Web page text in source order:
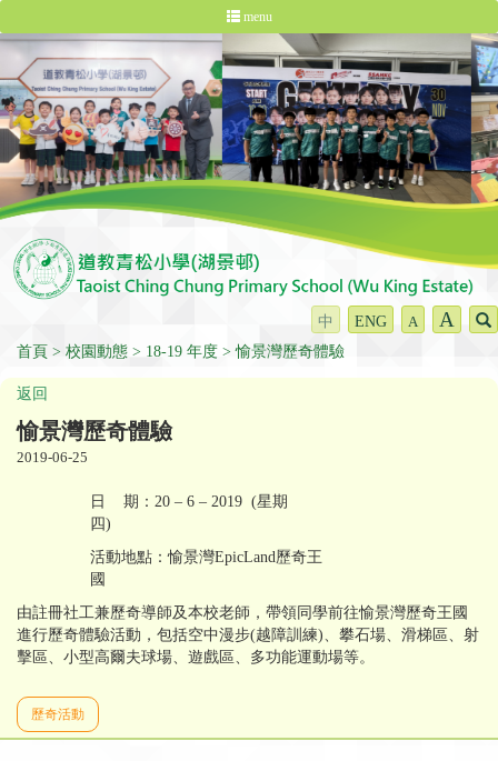
menu
中 ENG A A
首頁 校園動態 18-19 年度 愉景灣歷奇體驗
返回
愉景灣歷奇體驗
2019-06-25
日 期：20 – 6 – 2019 (星期
四)
活動地點：愉景灣EpicLand歷奇王
國
由註冊社工兼歷奇導師及本校老師，帶領同學前往愉景灣歷奇王國
進行歷奇體驗活動，包括空中漫步(越障訓練)、攀石場、滑梯區、射
擊區、小型高爾夫球場、遊戲區、多功能運動場等。
歷奇活動